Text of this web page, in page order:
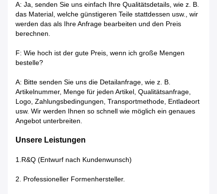
A: Ja, senden Sie uns einfach Ihre Qualitätsdetails, wie z. B.
das Material, welche günstigeren Teile stattdessen usw., wir
werden das als Ihre Anfrage bearbeiten und den Preis
berechnen.
F: Wie hoch ist der gute Preis, wenn ich große Mengen
bestelle?
A: Bitte senden Sie uns die Detailanfrage, wie z. B.
Artikelnummer, Menge für jeden Artikel, Qualitätsanfrage,
Logo, Zahlungsbedingungen, Transportmethode, Entladeort
usw. Wir werden Ihnen so schnell wie möglich ein genaues
Angebot unterbreiten.
Unsere Leistungen
1.R&Q (Entwurf nach Kundenwunsch)
2. Professioneller Formenhersteller.